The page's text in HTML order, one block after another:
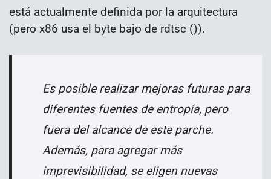
está actualmente definida por la arquitectura
(pero x86 usa el byte bajo de rdtsc ()).
Es posible realizar mejoras futuras para
diferentes fuentes de entropía, pero
fuera del alcance de este parche.
Además, para agregar más
imprevisibilidad, se eligen nuevas